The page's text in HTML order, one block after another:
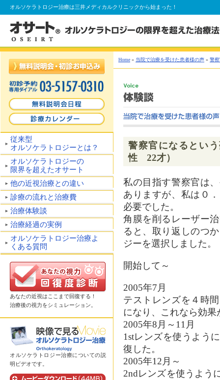
オルソケラトロジー治療は三井メディカルクリニックから始まった！
従来型
オルソケラトロジーとは？
オルソケラトロジーの
限界を超えたオサート
他の近視治療との違い
診療の流れと治療費
治療体験談
治療経過の実例
オルソケラトロジー治療よ
くある質問
あなたの近視はここまで回復する！
治療後の視力をシミュレーション。
オルソケラトロジー治療についての説
明ビデオです。
Home » 当院で治療を受けた患者様の声 » 警
警察官になるとい
性 22才）
私の目指す警察官は
ありますが、私は０
必要でした。
角膜を削るレーザー
ると、取り返しのつ
ジーを選択しました。
開始して～
2005年7月
テストレンズを４時
になり、これなら効
2005年8月～11月
1stレンズを使うよう
復した。
2005年12月～
2ndレンズを使うよう